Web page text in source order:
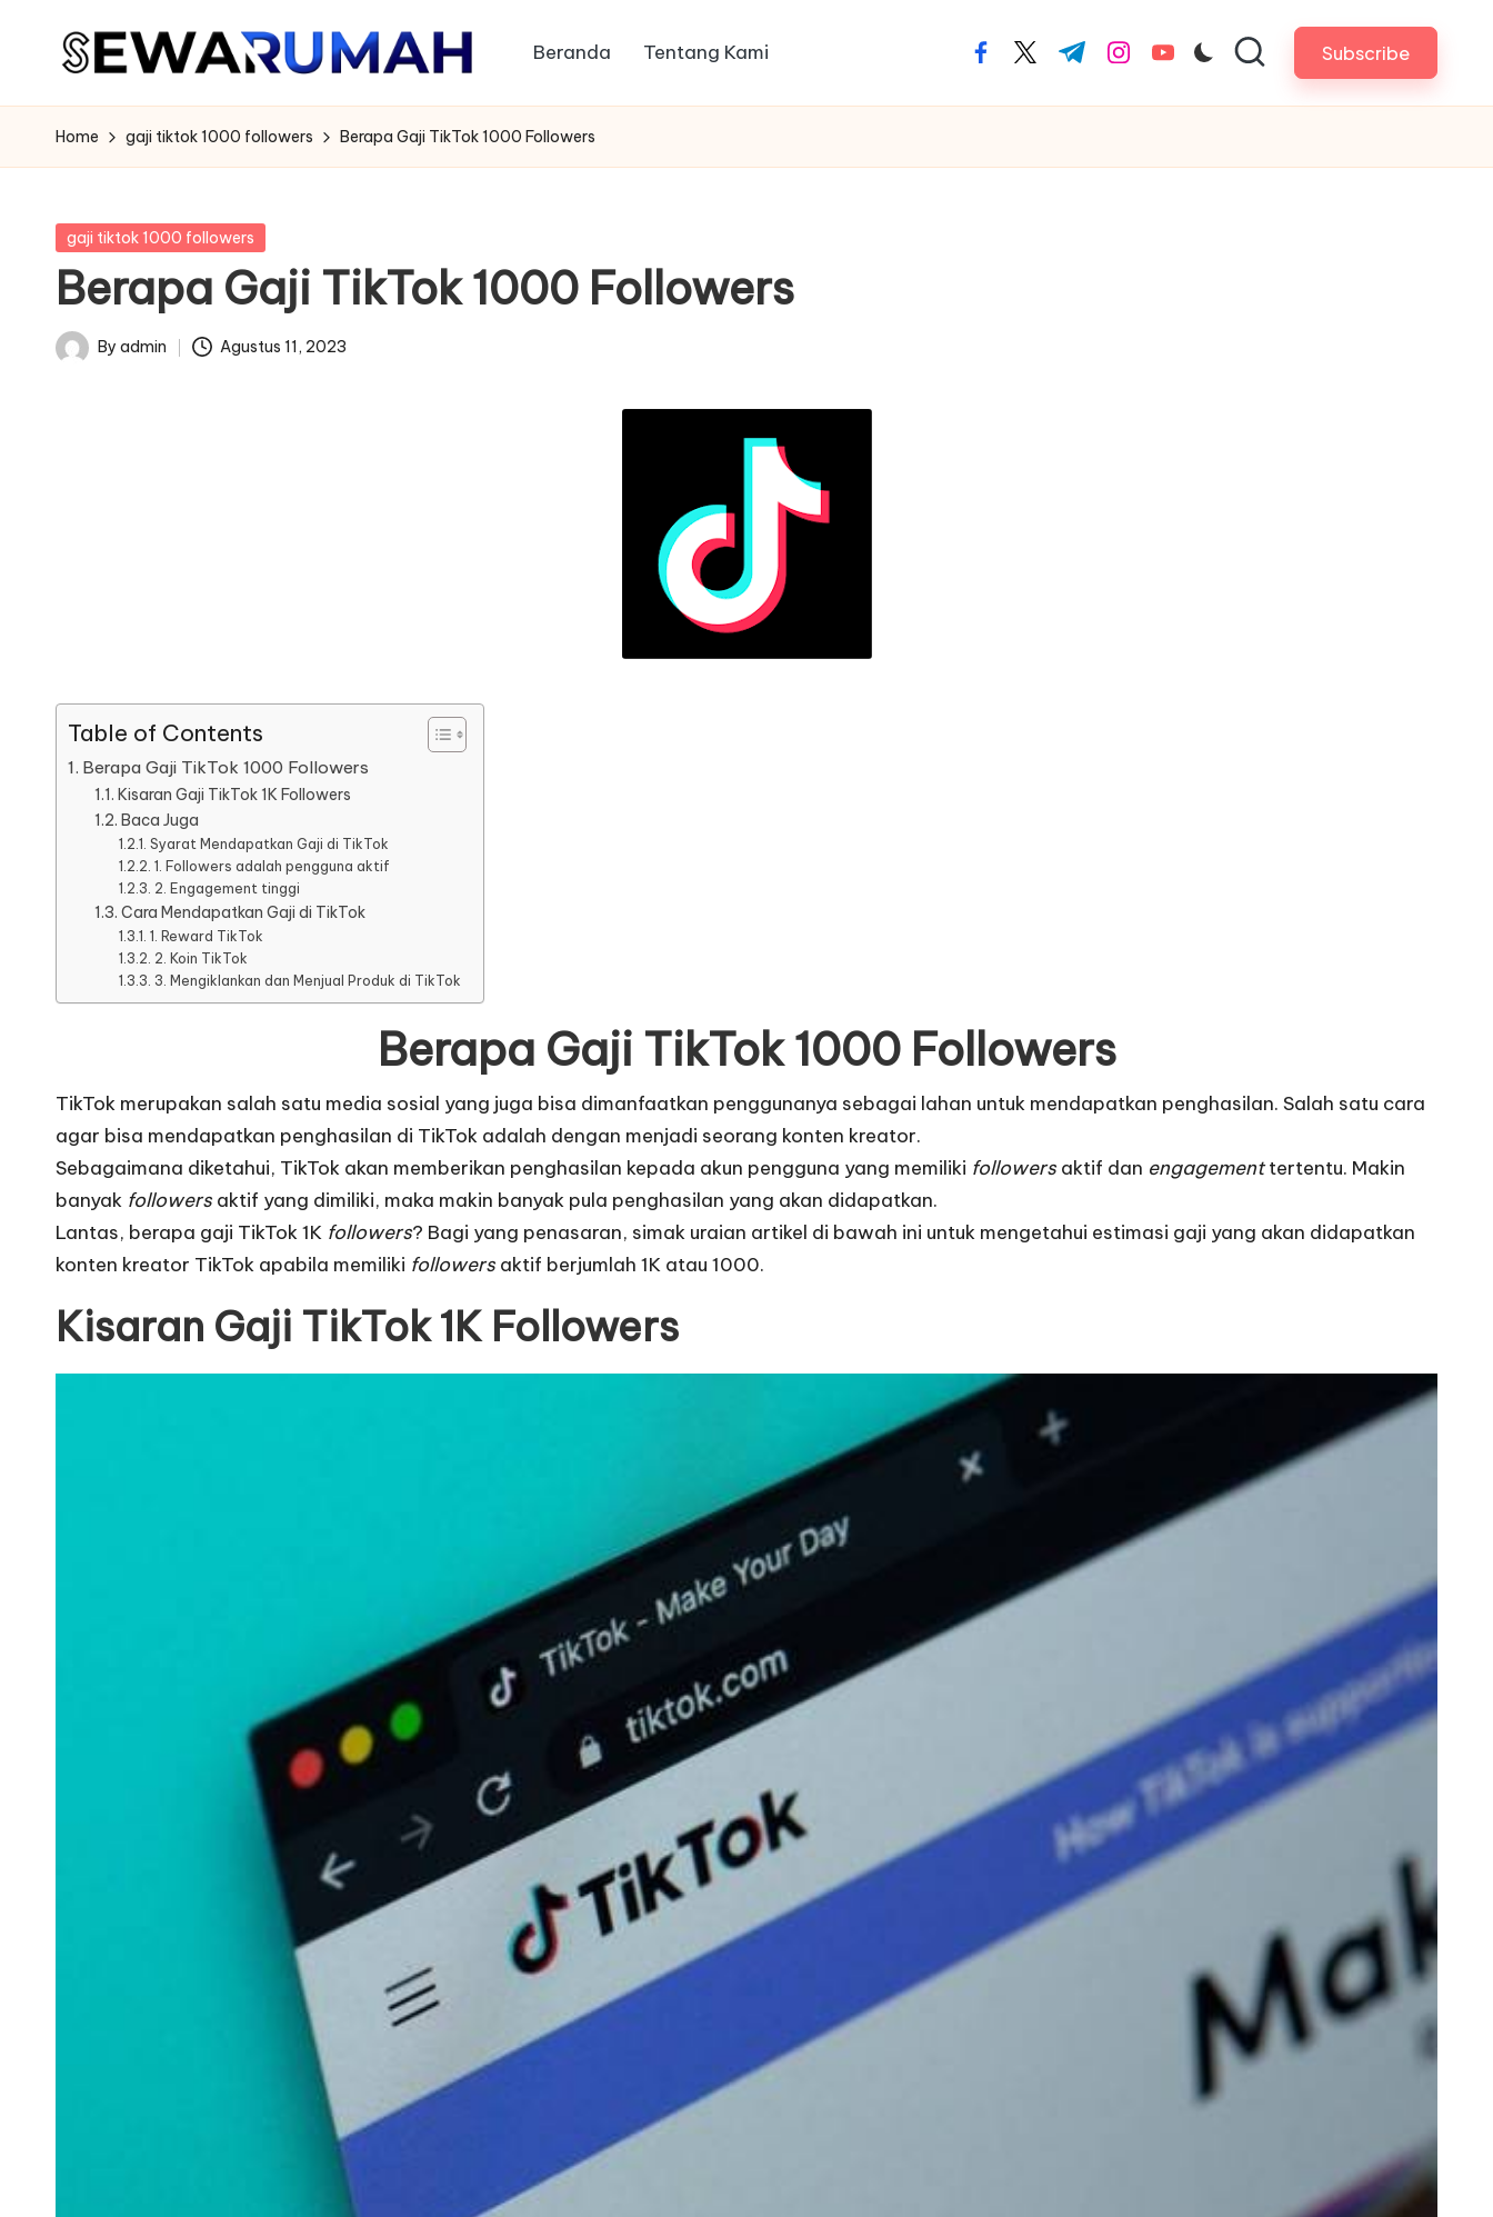
Beranda Tentang Kami facebook.com
twitter.com
t.me instagram.com
youtube.com Subscribe
Home gaji tiktok 1000 followers Berapa Gaji TikTok 1000 Followers
Posted
gaji tiktok 1000 followers
Berapa Gaji TikTok 1000 Followers
Posted
By admin Agustus 11, 2023
Table of Contents
Berapa Gaji TikTok 1000 Followers
Kisaran Gaji TikTok 1K Followers
Baca Juga
Syarat Mendapatkan Gaji di TikTok
1. Followers adalah pengguna aktif
2. Engagement tinggi
Cara Mendapatkan Gaji di TikTok
1. Reward TikTok
2. Koin TikTok
3. Mengiklankan dan Menjual Produk di TikTok
Berapa Gaji TikTok 1000 Followers
TikTok merupakan salah satu media sosial yang juga bisa dimanfaatkan penggunanya sebagai lahan untuk mendapatkan penghasilan. Salah satu cara
agar bisa mendapatkan penghasilan di TikTok adalah dengan menjadi seorang konten kreator.
Sebagaimana diketahui, TikTok akan memberikan penghasilan kepada akun pengguna yang memiliki followers aktif dan engagementtertentu. Makin
banyak followers aktif yang dimiliki, maka makin banyak pula penghasilan yang akan didapatkan.
Lantas, berapa gaji TikTok 1K followers? Bagi yang penasaran, simak uraian artikel di bawah ini untuk mengetahui estimasi gaji yang akan didapatkan
konten kreator TikTok apabila memiliki followers aktif berjumlah 1K atau 1000.
Kisaran Gaji TikTok 1K Followers